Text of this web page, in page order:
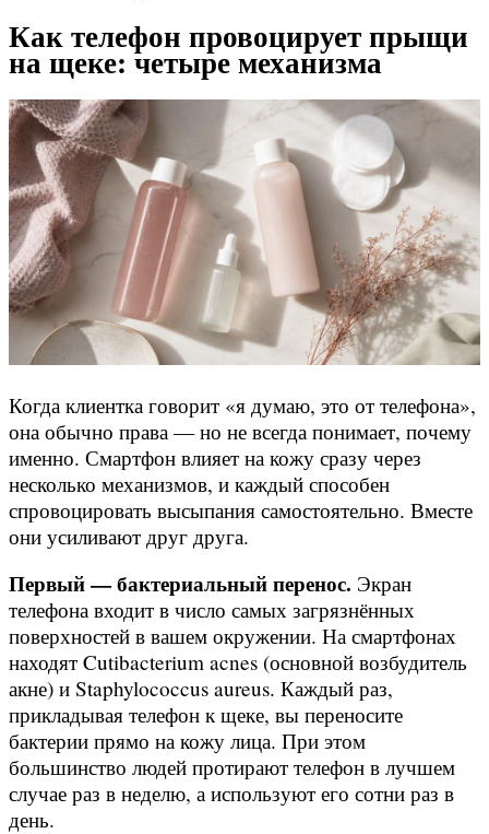
Как телефон провоцирует прыщи
на щеке: четыре механизма
Когда клиентка говорит «я думаю, это от телефона»,
она обычно права — но не всегда понимает, почему
именно. Смартфон влияет на кожу сразу через
несколько механизмов, и каждый способен
спровоцировать высыпания самостоятельно. Вместе
они усиливают друг друга.
Первый — бактериальный перенос. Экран
телефона входит в число самых загрязнённых
поверхностей в вашем окружении. На смартфонах
находят Cutibacterium acnes (основной возбудитель
акне) и Staphylococcus aureus. Каждый раз,
прикладывая телефон к щеке, вы переносите
бактерии прямо на кожу лица. При этом
большинство людей протирают телефон в лучшем
случае раз в неделю, а используют его сотни раз в
день.